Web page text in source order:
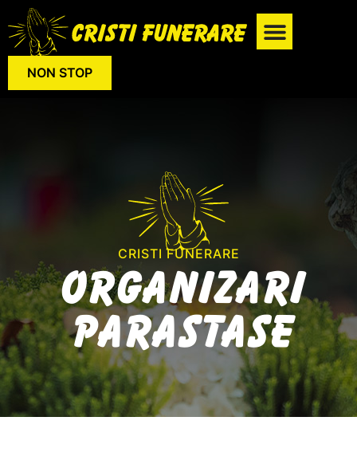
NON STOP
CRISTI FUNERARE
Organizari
Parastase